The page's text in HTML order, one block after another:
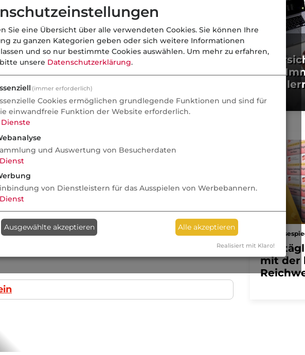
von
KI
Der
mit der
Sie eine Übersicht über alle verwendeten Cookies. Sie können Ihre
zu ganzen Kategorien geben oder sich weitere Informationen
und so nur bestimmte Cookies auswählen. Um mehr zu erfahren,
unsere Datenschutzerklärung.
(immer erforderlich)
Cookies ermöglichen grundlegende Funktionen und sind für
einwandfreie Funktion der Website erforderlich.
Dienste
und Auswertung von Besucherdaten
Dienst
von Dienstleistern für das Ausspielen von Werbebannern.
Dienst
Ausgewählte akzeptieren Alle akzeptieren
Realisiert mit Klaro!